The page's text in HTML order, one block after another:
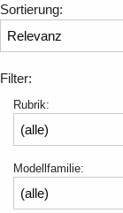
Sortierung:
Filter:
Rubrik:
Modellfamilie: